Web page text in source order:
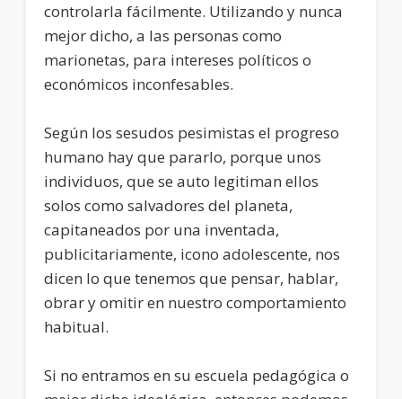
controlarla fácilmente. Utilizando y nunca
mejor dicho, a las personas como
marionetas, para intereses políticos o
económicos inconfesables.
Según los sesudos pesimistas el progreso
humano hay que pararlo, porque unos
individuos, que se auto legitiman ellos
solos como salvadores del planeta,
capitaneados por una inventada,
publicitariamente, icono adolescente, nos
dicen lo que tenemos que pensar, hablar,
obrar y omitir en nuestro comportamiento
habitual.
Si no entramos en su escuela pedagógica o